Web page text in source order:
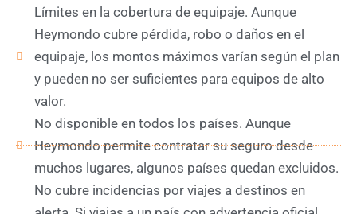
Límites en la cobertura de equipaje. Aunque
Heymondo cubre pérdida, robo o daños en el
equipaje, los montos máximos varían según el plan
y pueden no ser suficientes para equipos de alto
valor.
No disponible en todos los países. Aunque
Heymondo permite contratar su seguro desde
muchos lugares, algunos países quedan excluidos.
No cubre incidencias por viajes a destinos en